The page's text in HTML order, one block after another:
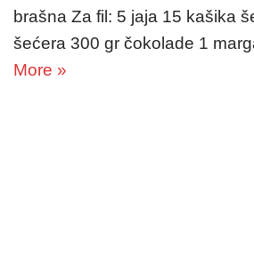
brašna Za fil: 5 jaja 15 kašika
šećera 300 gr čokolade 1
More »